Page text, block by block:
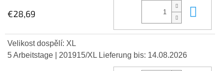
€28,69
Velikost dospělí: XL
5 Arbeitstage
| 201915/XL Lieferung bis: 14.08.2026